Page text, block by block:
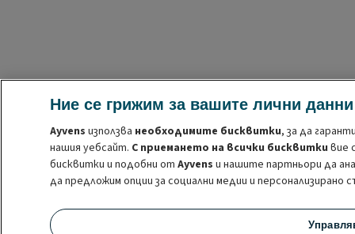
Ние се грижим за вашите лични данни
Ayvens използва необходимите бисквитки, за да
нашия уебсайт. С приемането на всички бисквиткивие
бисквитки и подобни отAyvens и нашите партньори да
да предложим опции за социални медии и
Можетеда управлявате бисквиткитеили да
законосъобразността на употребата на тези